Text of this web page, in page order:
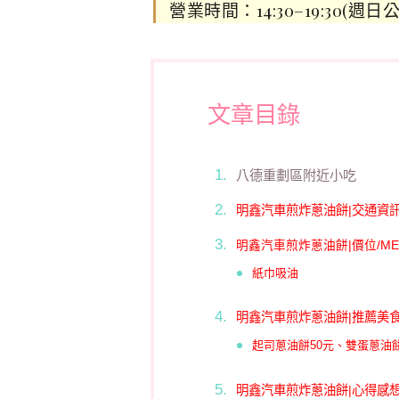
營業時間：14:30–19:30(週日
文章目錄
八德重劃區附近小吃
明鑫汽車煎炸蔥油餅|交通資
明鑫汽車煎炸蔥油餅|價位/
紙巾吸油
明鑫汽車煎炸蔥油餅|推薦美
起司蔥油餅50元、雙蛋蔥油
明鑫汽車煎炸蔥油餅|心得感